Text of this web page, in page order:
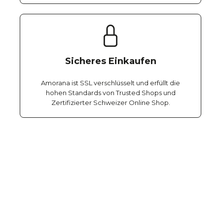
Sicheres Einkaufen
Amorana ist SSL verschlüsselt und erfüllt die
hohen Standards von Trusted Shops und
Zertifizierter Schweizer Online Shop.